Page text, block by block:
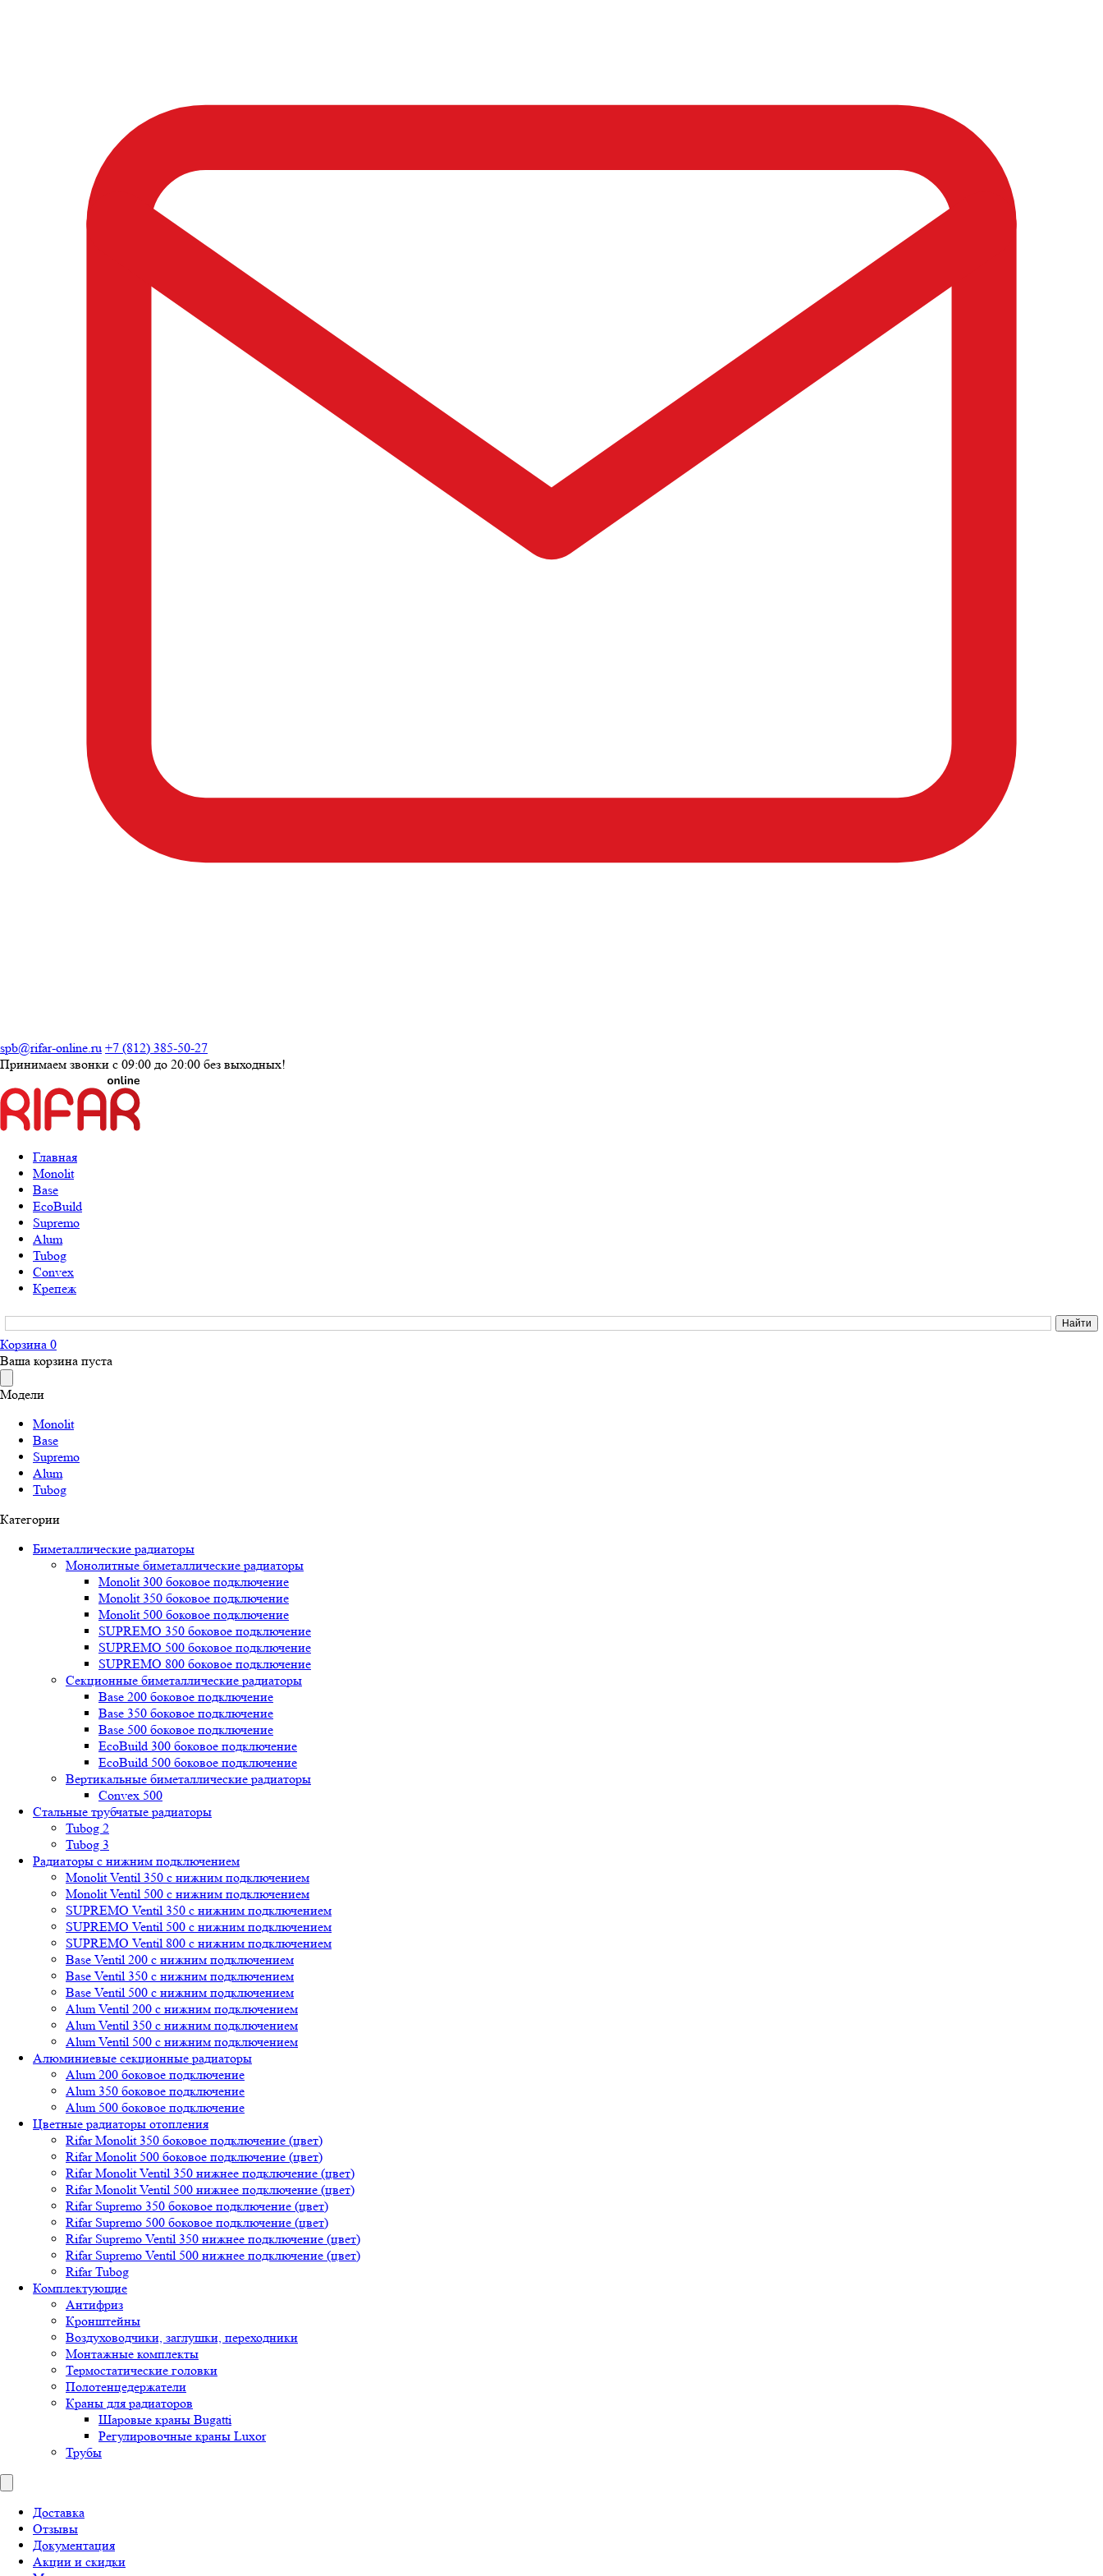
spb@rifar-online.ru +7 (812) 385-50-27
Принимаем звонки с 09:00 до 20:00 без выходных!
Главная
Monolit
Base
EcoBuild
Supremo
Alum
Tubog
Convex
Крепеж
Корзина 0
Ваша корзина пуста
Модели
Monolit
Base
Supremo
Alum
Tubog
Категории
Биметаллические радиаторы
Монолитные биметаллические радиаторы
Mоnоlit 300 боковое подключение
Mоnоlit 350 боковое подключение
Mоnоlit 500 боковое подключение
SUРREMО 350 боковое подключение
SUРREMО 500 боковое подключение
SUРREMО 800 боковое подключение
Секционные биметаллические радиаторы
Base 200 боковое подключение
Base 350 боковое подключение
Base 500 боковое подключение
EcoBuild 300 боковое подключение
EcoBuild 500 боковое подключение
Вертикальные биметаллические радиаторы
Convex 500
Стальные трубчатые радиаторы
Tubog 2
Tubog 3
Радиаторы с нижним подключением
Monolit Ventil 350 с нижним подключением
Monolit Ventil 500 с нижним подключением
SUPREMO Ventil 350 с нижним подключением
SUPREMO Ventil 500 с нижним подключением
SUPREMO Ventil 800 с нижним подключением
Base Ventil 200 с нижним подключением
Base Ventil 350 с нижним подключением
Base Ventil 500 с нижним подключением
Alum Ventil 200 с нижним подключением
Alum Ventil 350 с нижним подключением
Alum Ventil 500 с нижним подключением
Алюминиевые секционные радиаторы
Alum 200 боковое подключение
Alum 350 боковое подключение
Alum 500 боковое подключение
Цветные радиаторы отопления
Rifar Monolit 350 боковое подключение (цвет)
Rifar Monolit 500 боковое подключение (цвет)
Rifar Monolit Ventil 350 нижнее подключение (цвет)
Rifar Monolit Ventil 500 нижнее подключение (цвет)
Rifar Supremo 350 боковое подключение (цвет)
Rifar Supremo 500 боковое подключение (цвет)
Rifar Supremo Ventil 350 нижнее подключение (цвет)
Rifar Supremo Ventil 500 нижнее подключение (цвет)
Rifar Tubog
Комплектующие
Антифриз
Кронштейны
Воздуховодчики, заглушки, переходники
Монтажные комплекты
Термостатические головки
Полотенцедержатели
Краны для радиаторов
Шаровые краны Bugatti
Регулировочные краны Luxor
Трубы
Доставка
Отзывы
Документация
Акции и скидки